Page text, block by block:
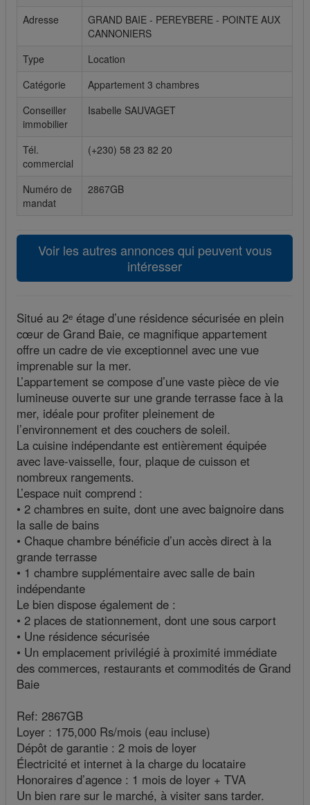
Cookies sociaux
Les cookies sociaux sont utilisés pour afficher les réseaux
sociaux afin que vous puissiez partager votre expérience
avec vos amis.
Adresse
GRAND BAIE - PEREYBERE - POINTE AUX
CANNONIERS
Type
Location
Catégorie
Appartement 3 chambres
Conseiller
immobilier
Isabelle SAUVAGET
Tél.
commercial
(+230) 58 23 82 20
Numéro de
mandat
2867GB
Voir les autres annonces qui peuvent vous
intéresser
Situé au 2ᵉ étage d’une résidence sécurisée en plein
cœur de Grand Baie, ce magnifique appartement
offre un cadre de vie exceptionnel avec une vue
imprenable sur la mer.
L’appartement se compose d’une vaste pièce de vie
lumineuse ouverte sur une grande terrasse face à la
mer, idéale pour profiter pleinement de
l’environnement et des couchers de soleil.
La cuisine indépendante est entièrement équipée
avec lave-vaisselle, four, plaque de cuisson et
nombreux rangements.
L’espace nuit comprend :
• 2 chambres en suite, dont une avec baignoire dans
la salle de bains
• Chaque chambre bénéficie d’un accès direct à la
grande terrasse
• 1 chambre supplémentaire avec salle de bain
indépendante
Le bien dispose également de :
• 2 places de stationnement, dont une sous carport
• Une résidence sécurisée
• Un emplacement privilégié à proximité immédiate
des commerces, restaurants et commodités de Grand
Baie
Ref: 2867GB
Loyer : 175,000 Rs/mois (eau incluse)
Dépôt de garantie : 2 mois de loyer
Électricité et internet à la charge du locataire
Honoraires d’agence : 1 mois de loyer + TVA
Un bien rare sur le marché, à visiter sans tarder.